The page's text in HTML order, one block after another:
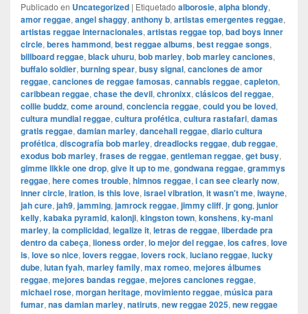
Publicado en Uncategorized | Etiquetado alborosie, alpha blondy,
amor reggae, angel shaggy, anthony b, artistas emergentes reggae,
artistas reggae internacionales, artistas reggae top, bad boys inner
circle, beres hammond, best reggae albums, best reggae songs,
billboard reggae, black uhuru, bob marley, bob marley canciones,
buffalo soldier, burning spear, busy signal, canciones de amor
reggae, canciones de reggae famosas, cannabis reggae, capleton,
caribbean reggae, chase the devil, chronixx, clásicos del reggae,
collie buddz, come around, conciencia reggae, could you be loved,
cultura mundial reggae, cultura profética, cultura rastafari, damas
gratis reggae, damian marley, dancehall reggae, diario cultura
profética, discografía bob marley, dreadlocks reggae, dub reggae,
exodus bob marley, frases de reggae, gentleman reggae, get busy,
gimme likkle one drop, give it up to me, gondwana reggae, grammys
reggae, here comes trouble, himnos reggae, i can see clearly now,
inner circle, iration, is this love, israel vibration, it wasn't me, iwayne,
jah cure, jah9, jamming, jamrock reggae, jimmy cliff, jr gong, junior
kelly, kabaka pyramid, kalonji, kingston town, konshens, ky-mani
marley, la complicidad, legalize it, letras de reggae, liberdade pra
dentro da cabeça, lioness order, lo mejor del reggae, los cafres, love
is, love so nice, lovers reggae, lovers rock, luciano reggae, lucky
dube, lutan fyah, marley family, max romeo, mejores álbumes
reggae, mejores bandas reggae, mejores canciones reggae,
michael rose, morgan heritage, movimiento reggae, música para
fumar, nas damian marley, natiruts, new reggae 2025, new reggae